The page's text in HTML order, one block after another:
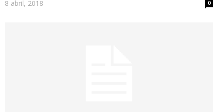
8 abril, 2018 0